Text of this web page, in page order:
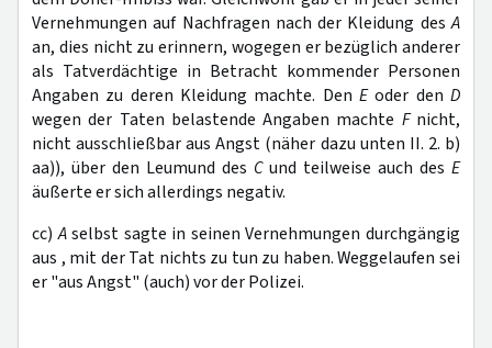
Vernehmungen auf Nachfragen nach der Kleidung desA
an, dies nicht zu erinnern, wogegen er bezüglich anderer
als Tatverdächtige in Betracht kommender Personen
Angaben zu deren Kleidung machte. Den Eoder den D
wegen der Taten belastende Angaben machte Fnicht,
nicht ausschließbar aus Angst (näher dazu unten II. 2. b)
aa)), über den Leumund des Cund teilweise auch des E
äußerte er sich allerdings negativ.
cc)Aselbst sagte in seinen Vernehmungen durchgängig
aus , mit der Tat nichts zu tun zu haben. Weggelaufen sei
er "aus Angst" (auch) vor der Polizei.